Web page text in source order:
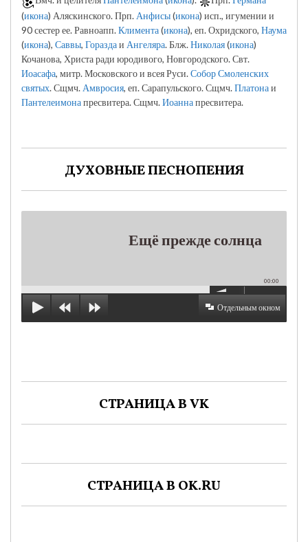
(икона) Аляскинского. Прп.Анфисы(икона) исп., игумении и
90 сестер ее. Равноапп.Климента(икона), еп. Охридского, Наума
(икона), Саввы, Гораздаи Ангеляра. Блж.Николая(икона)
Кочанова, Христа ради юродивого, Новгородского. Свт.
Иоасафа, митр. Московского и всея Руси.Собор Смоленских
святых. Сщмч.Амвросия, еп. Сарапульского. Сщмч.Платонаи
Пантелеимонапресвитера. Сщмч.Иоаннапресвитера.
ДУХОВНЫЕ ПЕСНОПЕНИЯ
Ещё прежде солнца
00:00
Отдельным окном
СТРАНИЦА В VK
СТРАНИЦА В OK.RU